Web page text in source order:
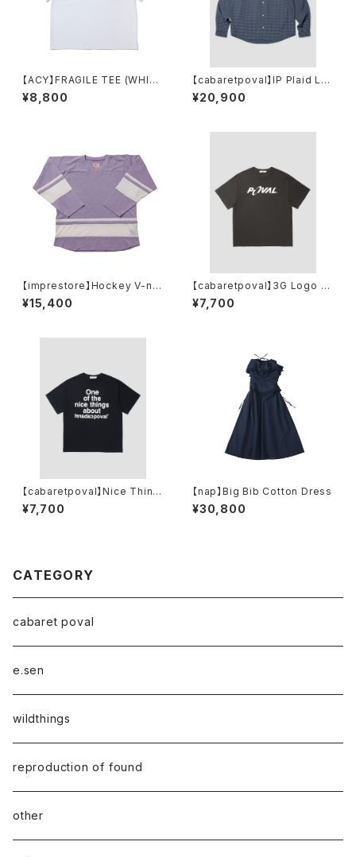
【ACY】FRAGILE TEE (WHIT
E)
¥8,800
【cabaretpoval】IP Plaid L/S
Shirt
¥20,900
【imprestore】Hockey V-ne
ck / Duke-mesh t-cloth V.
D (faded Purple
¥15,400
【cabaretpoval】3G Logo T
ee(SUMI)
¥7,700
【cabaretpoval】Nice Thing
s Tee(NAVY)
¥7,700
【nap】Big Bib Cotton Dress
¥30,800
CATEGORY
cabaret poval
e.sen
wildthings
reproduction of found
other